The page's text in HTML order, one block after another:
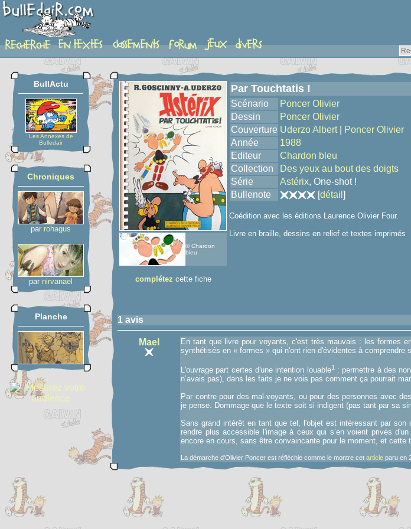
album
BullActu
Les Annexes de
Bulledair
Chroniques
par rohagus
par nirvanael
Planche
© Chardon
bleu
complétez cette fiche
Par Touchtatis !
Scénario
Poncer Olivier
Dessin
Poncer Olivier
Couverture Uderzo Albert|
Poncer Olivier
Année
1988
Editeur
Chardon bleu
Collection
Des yeux au bout des doigts
Série
Astérix, One-shot !
Bullenote
[détail ]
Coédition avec les éditions Laurence Olivier Four.
Livre en braille, dessins en relief et textes imprimés
1 avis
Mael
En tant que livre pour voyants, c'est très mauvais : les formes
synthétisés en « formes » qui n'ont rien d'évidentes à
L'ouvrage part certes d'une intention louable1: permettre à des
n’avais pas), dans les faits je ne vois pas comment ça pourrait
Par contre pour des mal-voyants, ou pour des personnes avec
je pense. Dommage que le texte soit si indigent (pas tant par sa
Sans grand intérêt en tant que tel, l'objet est intéressant par
rendre plus accessible l'image à ceux qui s’en voient privés
encore en cours, sans être convaincante pour le moment, et
La démarche d'Olivier Poncer est réfléchie comme le montre cet article paru en